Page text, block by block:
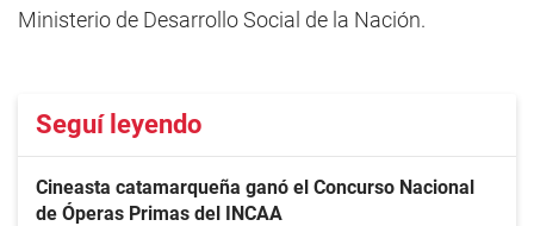
Ministerio de Desarrollo Social de la Nación.
Seguí leyendo
Cineasta catamarqueña ganó el Concurso Nacional
de Óperas Primas del INCAA